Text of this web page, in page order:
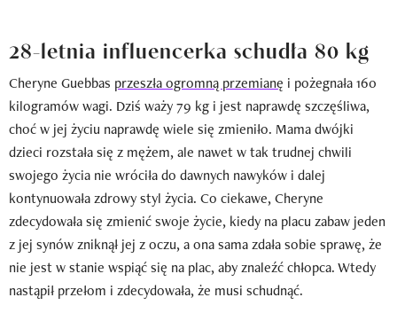
28-letnia influencerka schudła 80 kg
Cheryne Guebbas przeszła ogromną przemianę i pożegnała 160
kilogramów wagi. Dziś waży 79 kg i jest naprawdę szczęśliwa,
choć w jej życiu naprawdę wiele się zmieniło. Mama dwójki
dzieci rozstała się z mężem, ale nawet w tak trudnej chwili
swojego życia nie wróciła do dawnych nawyków i dalej
kontynuowała zdrowy styl życia. Co ciekawe, Cheryne
zdecydowała się zmienić swoje życie, kiedy na placu zabaw jeden
z jej synów zniknął jej z oczu, a ona sama zdała sobie sprawę, że
nie jest w stanie wspiąć się na plac, aby znaleźć chłopca. Wtedy
nastąpił przełom i zdecydowała, że musi schudnąć.